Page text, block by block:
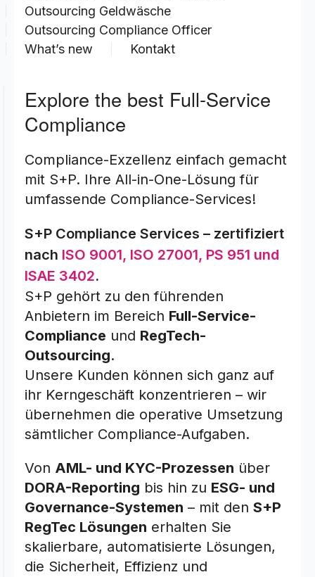
Outsourcing Geldwäsche
Outsourcing Compliance Officer
What’s new
Kontakt
Explore the best Full-Service
Compliance
Compliance-Exzellenz einfach gemacht
mit S+P. Ihre All-in-One-Lösung für
umfassende Compliance-Services!
S+P Compliance Services – zertifiziert
nach ISO 9001, ISO 27001, PS 951 und
ISAE 3402.
S+P gehört zu den führenden
Anbietern im Bereich Full-Service-
Compliance und RegTech-
Outsourcing.
Unsere Kunden können sich ganz auf
ihr Kerngeschäft konzentrieren – wir
übernehmen die operative Umsetzung
sämtlicher Compliance-Aufgaben.
Von AML- und KYC-Prozessen über
DORA-Reporting bis hin zu ESG- und
Governance-Systemen – mit den S+P
RegTec Lösungen erhalten Sie
skalierbare, automatisierte Lösungen,
die Sicherheit, Effizienz und